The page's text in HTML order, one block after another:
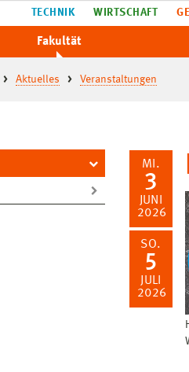
TECHNIK WIRTSCHAFT
Fakultät
Aktuelles Veranstaltungen
MI.
3
JUNI
2026
SO.
5
JULI
2026